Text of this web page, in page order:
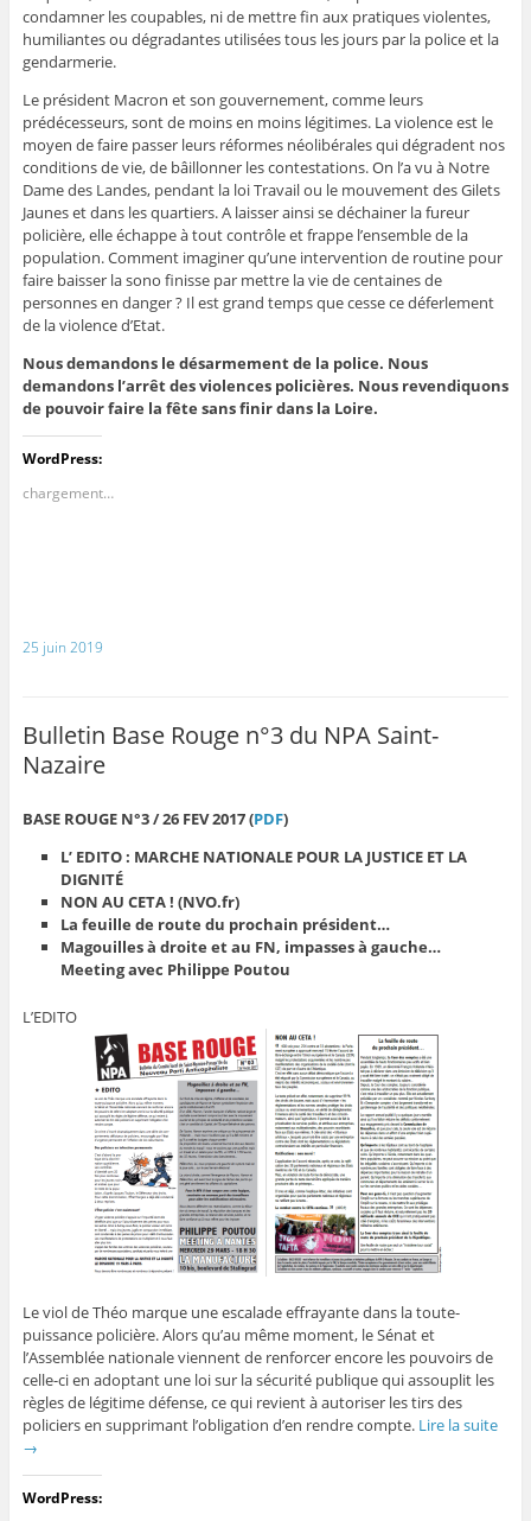
condamner les coupables, ni de mettre fin aux pratiques violentes,
humiliantes ou dégradantes utilisées tous les jours par la police et la
gendarmerie.
Le président Macron et son gouvernement, comme leurs
prédécesseurs, sont de moins en moins légitimes. La violence est le
moyen de faire passer leurs réformes néolibérales qui dégradent nos
conditions de vie, de bâillonner les contestations. On l’a vu à Notre
Dame des Landes, pendant la loi Travail ou le mouvement des Gilets
Jaunes et dans les quartiers. A laisser ainsi se déchainer la fureur
policière, elle échappe à tout contrôle et frappe l’ensemble de la
population. Comment imaginer qu’une intervention de routine pour
faire baisser la sono finisse par mettre la vie de centaines de
personnes en danger ? Il est grand temps que cesse ce déferlement
de la violence d’Etat.
Nous demandons le désarmement de la police. Nous
demandons l’arrêt des violences policières. Nous revendiquons
de pouvoir faire la fête sans finir dans la Loire.
WordPress:
chargement…
25 juin 2019
Bulletin Base Rouge n°3 du NPA Saint-
Nazaire
BASE ROUGE N°3 / 26 FEV 2017 (PDF)
L’ EDITO : MARCHE NATIONALE POUR LA JUSTICE ET LA
DIGNITÉ
NON AU CETA ! (NVO.fr)
La feuille de route du prochain président…
Magouilles à droite et au FN, impasses à gauche…
Meeting avec Philippe Poutou
L’EDITO
Le viol de Théo marque une escalade effrayante dans la toute-
puissance policière. Alors qu’au même moment, le Sénat et
l’Assemblée nationale viennent de renforcer encore les pouvoirs de
celle-ci en adoptant une loi sur la sécurité publique qui assouplit les
règles de légitime défense, ce qui revient à autoriser les tirs des
policiers en supprimant l’obligation d’en rendre compte. Lire la suite
→
WordPress: